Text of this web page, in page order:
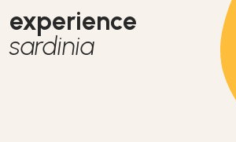
experience
sardinia